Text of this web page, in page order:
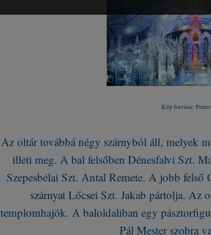
Kép forrása:
Az oltár továbbá négy szárnyból áll, melyek
illeti meg. A bal felsőben Dénesfalvi Szt.
Szepesbélai Szt. Antal Remete. A jobb
szárnyat Lőcsei Szt. Jakab pártolja. Az
templomhajók. A baloldaliban egy
Pál Mester szobra